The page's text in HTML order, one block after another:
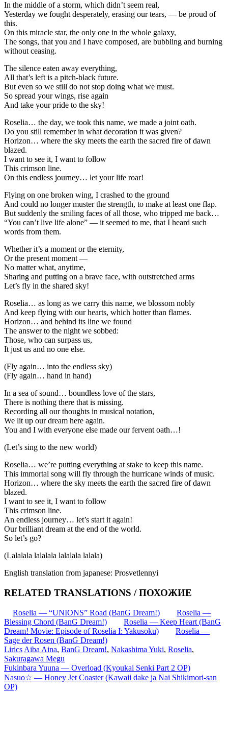
In the middle of a storm, which didn’t seem real,
Yesterday we fought desperately, erasing our tears, — be proud of
this.
On this miracle star, the only one in the whole galaxy,
The songs, that you and I have composed, are bubbling and burning
without ceasing.
The silence eaten away everything,
All that’s left is a pitch-black future.
But even so we still do not stop doing what we must.
So spread your wings, rise again
And take your pride to the sky!
Roselia… the day, we took this name, we made a joint oath.
Do you still remember in what decoration it was given?
Horizon… where the sky meets the earth the sacred fire of dawn
blazed.
I want to see it, I want to follow
This crimson line.
On this endless journey… let your life roar!
Flying on one broken wing, I crashed to the ground
And could no longer muster the strength, to make at least one flap.
But suddenly the smiling faces of all those, who tripped me back…
“You can’t live life alone” — it seemed to me, that I heard such
words from them.
Whether it’s a moment or the eternity,
Or the present moment —
No matter what, anytime,
Sharing and putting on a brave face, with outstretched arms
Let’s fly in the shared sky!
Roselia… as long as we carry this name, we blossom nobly
And keep flying with our hearts, which hotter than flames.
Horizon… and behind its line we found
The answer to the night we sobbed:
Those, who can surpass us,
It just us and no one else.
(Fly again… into the endless sky)
(Fly again… hand in hand)
In a sea of sound… boundless love of the stars,
There is nothing there that is missing.
Recording all our thoughts in musical notation,
We lit up our dream here again.
You and I with everyone else made our fervent oath…!
(Let’s sing to the new world)
Roselia… we’re putting everything at stake to keep this name.
This immortal song will fly through the hurricane winds of music.
Horizon… where the sky meets the earth the sacred fire of dawn
blazed.
I want to see it, I want to follow
This crimson line.
An endless journey… let’s start it again!
Our brilliant dream at the end of the world.
So let’s go?
(Lalalala lalalala lalalala lalala)
English translation from japanese: Prosvetlennyi
RELATED TRANSLATIONS / ПОХОЖИЕ
Roselia — “UNIONS” Road (BanG Dream!)
Roselia —
Blessing Chord (BanG Dream!)
Roselia — Keep Heart (BanG
Dream! Movie: Episode of Roselia I: Yakusoku)
Roselia —
Sage der Rosen (BanG Dream!)
Lirics Aiba Aina, BanG Dream!, Nakashima Yuki, Roselia,
Sakuragawa Megu
Запись
навигация
Fukinbara Yuuna — Overload (Kyoukai Senki Part 2 OP)
Nasuo☆ — Honey Jet Coaster (Kawaii dake ja Nai Shikimori-san
OP)